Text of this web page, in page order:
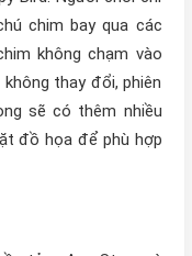
chim bay qua các
không chạm vào
thay đổi, phiên
sẽ có thêm nhiều
đồ họa để phù hợp